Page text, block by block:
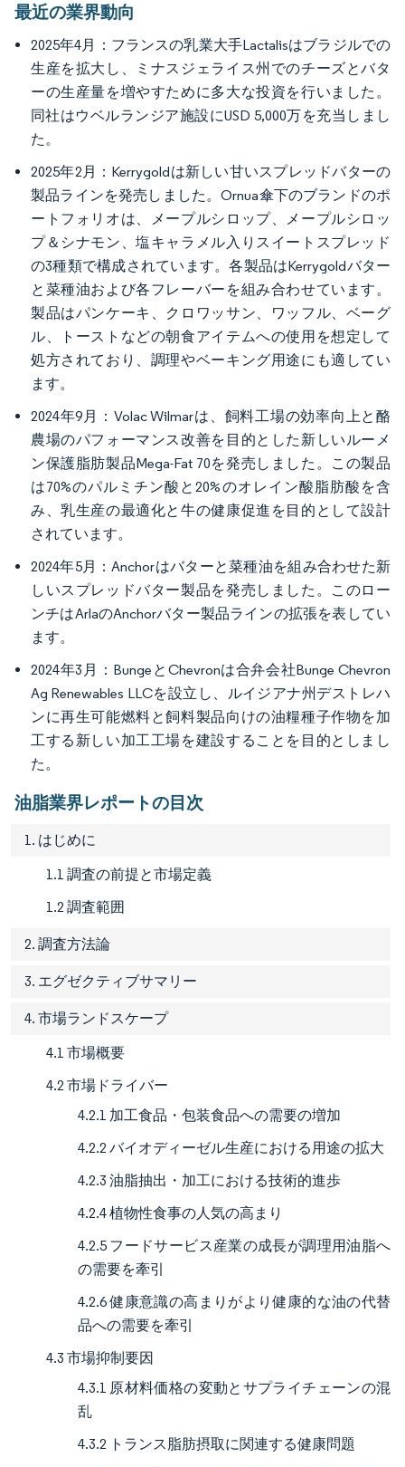
最近の業界動向
2025年4月：フランスの乳業大手Lactalisはブラジルでの
生産を拡大し、ミナスジェライス州でのチーズとバタ
ーの生産量を増やすために多大な投資を行いました。
同社はウベルランジア施設にUSD 5,000万を充当しまし
た。
2025年2月：Kerrygoldは新しい甘いスプレッドバターの
製品ラインを発売しました。Ornua傘下のブランドのポ
ートフォリオは、メープルシロップ、メープルシロッ
プ＆シナモン、塩キャラメル入りスイートスプレッド
の3種類で構成されています。各製品はKerrygoldバター
と菜種油および各フレーバーを組み合わせています。
製品はパンケーキ、クロワッサン、ワッフル、ベーグ
ル、トーストなどの朝食アイテムへの使用を想定して
処方されており、調理やベーキング用途にも適してい
ます。
2024年9月：Volac Wilmarは、飼料工場の効率向上と酪
農場のパフォーマンス改善を目的とした新しいルーメ
ン保護脂肪製品Mega-Fat 70を発売しました。この製品
は70%のパルミチン酸と20%のオレイン酸脂肪酸を含
み、乳生産の最適化と牛の健康促進を目的として設計
されています。
2024年5月：Anchorはバターと菜種油を組み合わせた新
しいスプレッドバター製品を発売しました。このロー
ンチはArlaのAnchorバター製品ラインの拡張を表してい
ます。
2024年3月：BungeとChevronは合弁会社Bunge Chevron
Ag Renewables LLCを設立し、ルイジアナ州デストレハ
ンに再生可能燃料と飼料製品向けの油糧種子作物を加
工する新しい加工工場を建設することを目的としまし
た。
油脂業界レポートの目次
1. はじめに
1.1 調査の前提と市場定義
1.2 調査範囲
2. 調査方法論
3. エグゼクティブサマリー
4. 市場ランドスケープ
4.1 市場概要
4.2 市場ドライバー
4.2.1 加工食品・包装食品への需要の増加
4.2.2 バイオディーゼル生産における用途の拡大
4.2.3 油脂抽出・加工における技術的進歩
4.2.4 植物性食事の人気の高まり
4.2.5 フードサービス産業の成長が調理用油脂へ
の需要を牽引
4.2.6 健康意識の高まりがより健康的な油の代替
品への需要を牽引
4.3 市場抑制要因
4.3.1 原材料価格の変動とサプライチェーンの混
乱
4.3.2 トランス脂肪摂取に関連する健康問題